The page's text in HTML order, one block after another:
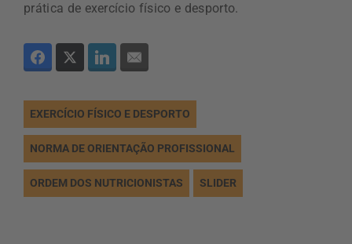
prática de exercício físico e desporto.
EXERCÍCIO FÍSICO E DESPORTO
NORMA DE ORIENTAÇÃO PROFISSIONAL
ORDEM DOS NUTRICIONISTAS SLIDER